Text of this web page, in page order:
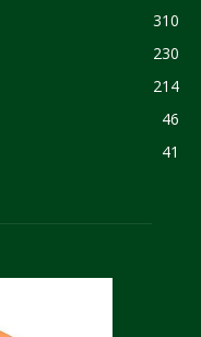
310
230
214
46
41